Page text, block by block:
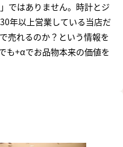
ではありません。時計とジ
年以上営業している当店だ
売れるのか？という情報を
も+αでお品物本来の価値を